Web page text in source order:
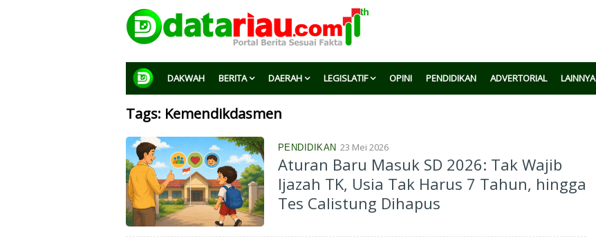
DAKWAH BERITA DAERAH LEGISLATIF OPINI PENDIDIKAN ADVERTORIAL LAINNYA
Tags: Kemendikdasmen
PENDIDIKAN 23 Mei 2026
Aturan Baru Masuk SD 2026: Tak Wajib
Ijazah TK, Usia Tak Harus 7 Tahun, hingga
Tes Calistung Dihapus